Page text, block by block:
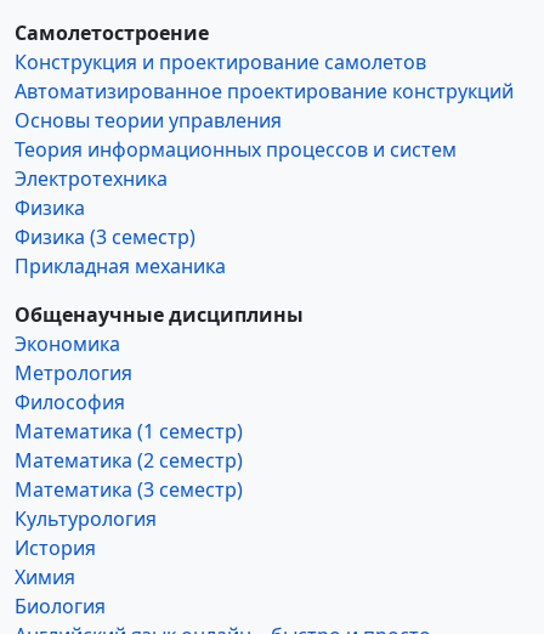
Самолетостроение
Конструкция и проектирование самолетов
Автоматизированное проектирование конструкций
Основы теории управления
Теория информационных процессов и систем
Электротехника
Физика
Физика (3 семестр)
Прикладная механика
Общенаучные дисциплины
Экономика
Метрология
Философия
Математика (1 семестр)
Математика (2 семестр)
Математика (3 семестр)
Культурология
История
Химия
Биология